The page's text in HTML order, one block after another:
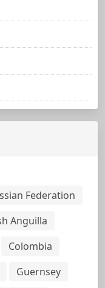
Federation
Anguilla
Colombia
Guernsey